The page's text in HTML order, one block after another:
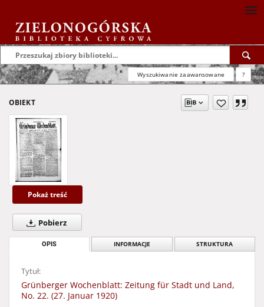
Wyszukiwanie zaawansowane ?
OBIEKT
Pokaż treść
Pobierz
OPIS INFORMACJE STRUKTURA
Tytuł:
Grünberger Wochenblatt: Zeitung für Stadt und Land,
No. 22. (27. Januar 1920)